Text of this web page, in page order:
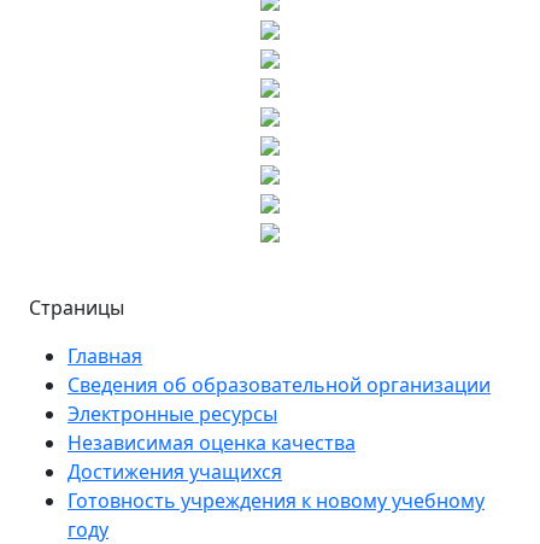
Страницы
Главная
Сведения об образовательной организации
Электронные ресурсы
Независимая оценка качества
Достижения учащихся
Готовность учреждения к новому учебному
году